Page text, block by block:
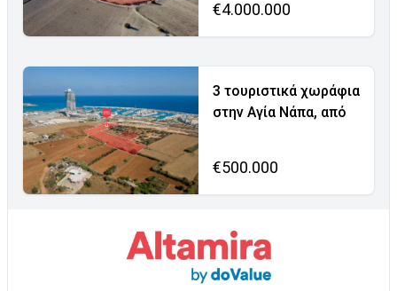
€4.000.000
3 τουριστικά χωράφια
στην Αγία Νάπα, από
€500.000